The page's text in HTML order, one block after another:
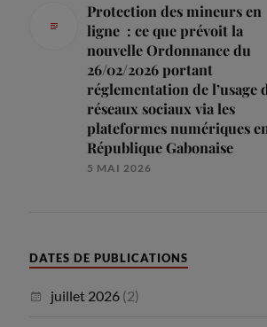
Protection des mineurs en
ligne : ce que prévoit la
nouvelle Ordonnance du
26/02/2026 portant
réglementation de l’usage
réseaux sociaux via les
plateformes numériques
République Gabonaise
5 MAI 2026
DATES DE PUBLICATIONS
juillet 2026 (2)